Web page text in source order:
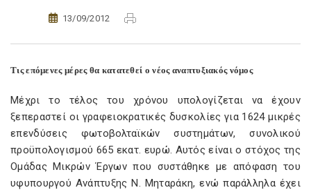
13/09/2012
Τις επόμενες μέρες θα κατατεθεί ο νέος αναπτυξιακός νόμος
Μέχρι το τέλος του χρόνου υπολογίζεται να έχουν
ξεπεραστεί οι γραφειοκρατικές δυσκολίες για 1624 μικρές
επενδύσεις φωτοβολταϊκών συστημάτων, συνολικού
προϋπολογισμού 665 εκατ. ευρώ. Αυτός είναι ο στόχος της
Ομάδας Μικρών Έργων που συστάθηκε με απόφαση του
υφυπουργού Ανάπτυξης Ν. Μηταράκη, ενώ παράλληλα έχει